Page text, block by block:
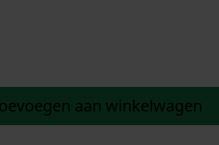
aan winkelwagen